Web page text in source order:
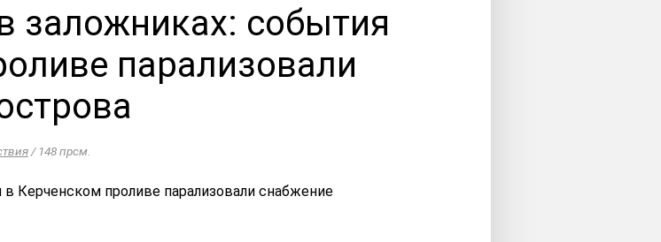
заложниках: события
парализовали
/ 148 прсм.